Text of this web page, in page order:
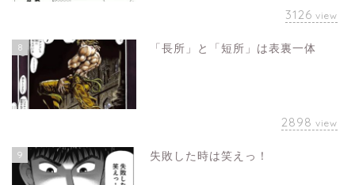
3126 view
8 「長所」と「短所」は表裏一体
2898 view
9 失敗した時は笑えっ！